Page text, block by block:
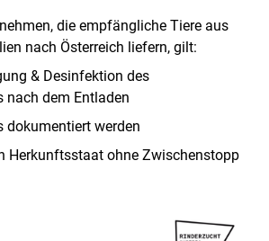
die empfängliche Tiere aus
nach Österreich liefern, gilt:
& Desinfektion des
nach dem Entladen
dokumentiert werden
Herkunftsstaat ohne Zwischenstopp